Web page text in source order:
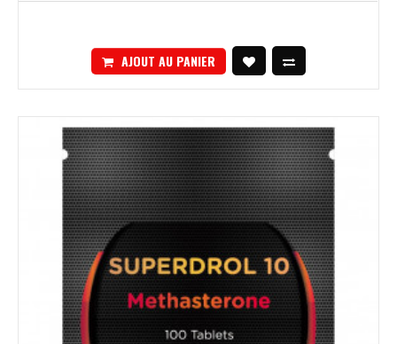
AJOUT AU PANIER